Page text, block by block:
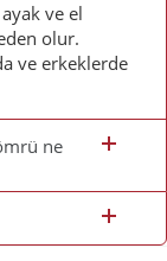
ve el
olur.
ve erkeklerde
ne